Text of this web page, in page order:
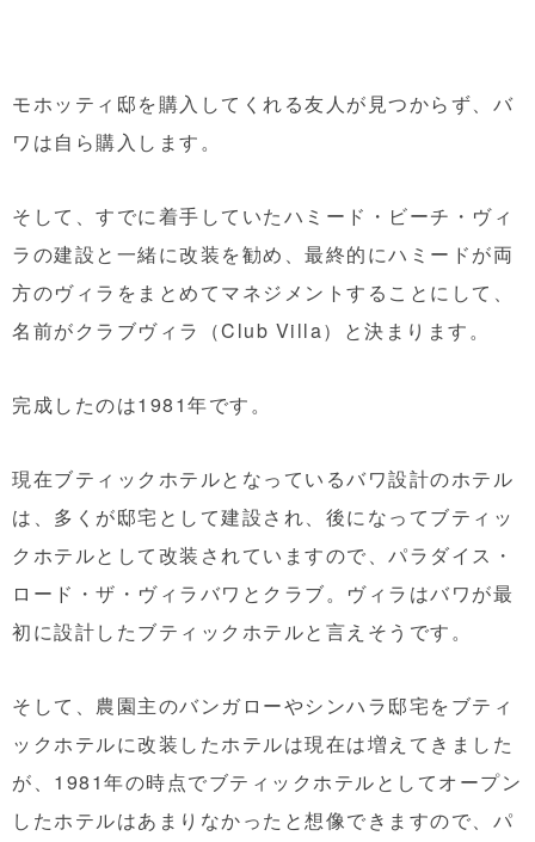
モホッティ邸を購入してくれる友人が見つからず、バ
ワは自ら購入します。
そして、すでに着手していたハミード・ビーチ・ヴィ
ラの建設と一緒に改装を勧め、最終的にハミードが両
方のヴィラをまとめてマネジメントすることにして、
名前がクラブヴィラ（Club Villa）と決まります。
完成したのは1981年です。
現在ブティックホテルとなっているバワ設計のホテル
は、多くが邸宅として建設され、後になってブティッ
クホテルとして改装されていますので、パラダイス・
ロード・ザ・ヴィラバワとクラブ。ヴィラはバワが最
初に設計したブティックホテルと言えそうです。
そして、農園主のバンガローやシンハラ邸宅をブティ
ックホテルに改装したホテルは現在は増えてきました
が、1981年の時点でブティックホテルとしてオープン
したホテルはあまりなかったと想像できますので、パ